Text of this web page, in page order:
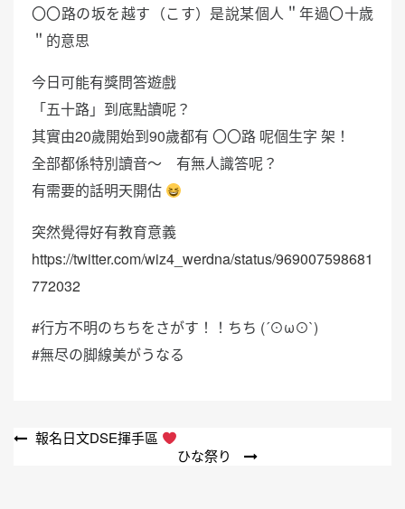
〇〇路の坂を越す（こす）是說某個人＂年過〇十歳
＂的意思
今日可能有獎問答遊戲
「五十路」到底點讀呢？
其實由20歲開始到90歲都有 〇〇路 呢個生字 架！
全部都係特別讀音～ 有無人識答呢？
有需要的話明天開估
突然覺得好有教育意義
https://twitter.com/wiz4_werdna/status/969007598681
772032
#行方不明のちちをさがす！！ちち (´⊙ω⊙`)
#無尽の脚線美がうなる
文 報名日文DSE揮手區
ひな祭り